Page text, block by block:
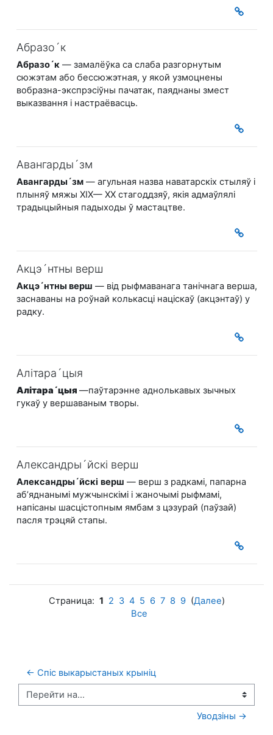
Абразо´к
Абразо´к— замалёўка са слаба разгорнутым
сюжэтам або бессюжэтная, у якой узмоцнены
вобразна-экспрэсіўны пачатак, паяднаны змест
выказвання і настраёвасць.
Авангарды´зм
Авангарды´зм— агульная назва наватарскіх стыляў і
плыняў мяжы ХІХ— ХХ стагоддзяў, якія адмаўлялі
традыцыйныя падыходы ў мастацтве.
Акцэ´нтны верш
Акцэ´нтны верш — від рыфмаванага танічнага верша,
заснаваны на роўнай колькасці націскаў (акцэнтаў) у
радку.
Алітара´цыя
Алітара´цыя —паўтарэнне аднолькавых зычных
гукаў у вершаваным творы.
Александры´йскі верш
Александры´йскі верш — верш з радкамі, папарна
аб’яднанымі мужчынскімі і жаночымі рыфмамі,
напісаны шасцістопным ямбам з цэзурай (паўзай)
пасля трэцяй стапы.
Страница: 1 2 3 4 5 6 7 8 9(Далее)
Все
← Спіс выкарыстаных крыніц
Перейти на...
Уводзіны →